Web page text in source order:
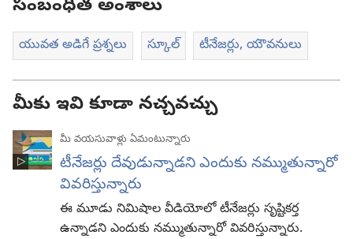
సంబంధిత అంశాలు
యువత అడిగే ప్రశ్నలు స్కూల్‌ టీనేజర్లు, యౌవనులు
మీకు ఇవి కూడా నచ్చవచ్చు
మీ వయసువాళ్లు ఏమంటున్నారు
టీనేజర్లు దేవుడున్నాడని ఎందుకు నమ్ముతున్నారో
వివరిస్తున్నారు
ఈ మూడు నిమిషాల వీడియోలో టీనేజర్లు సృష్టికర్త
ఉన్నాడని ఎందుకు నమ్ముతున్నారో వివరిస్తున్నారు.